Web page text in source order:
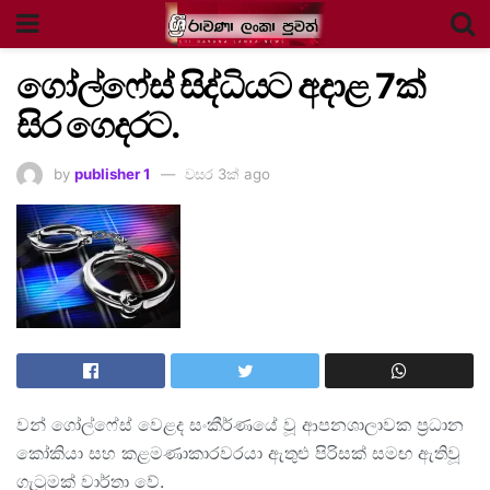
ගෝල්ෆේස් සිද්ධියට අදාළ 7ක්
සිර ගෙදරට.
by publisher 1 වසර 3ක් ago
වන් ගෝල්ෆේස් වෙළද සංකීර්ණයේ වූ ආපනශාලාවක ප්‍රධාන
කෝකියා සහ කළමණාකාරවරයා ඇතුළු පිරිසක් සමඟ ඇතිවූ
ගැටුමක් වාර්තා වේ.